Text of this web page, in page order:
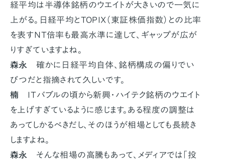
経平均は半導体銘柄のウエイトが大きいので一気に
上がる。日経平均とTOPIX（東証株価指数）との比率
を表すＮＴ倍率も最高水準に達して、ギャップが広が
りすぎていますよね。
森永
確かに日経平均自体、銘柄構成の偏りでい
びつだと指摘されて久しいです。
楠 ＩＴバブルの頃から新興・ハイテク銘柄のウエイト
を上げすぎているように感じます。ある程度の調整は
あってしかるべきだし、そのほうが相場としても長続き
しますよね。
森永
そんな相場の高騰もあって、メディアでは「投